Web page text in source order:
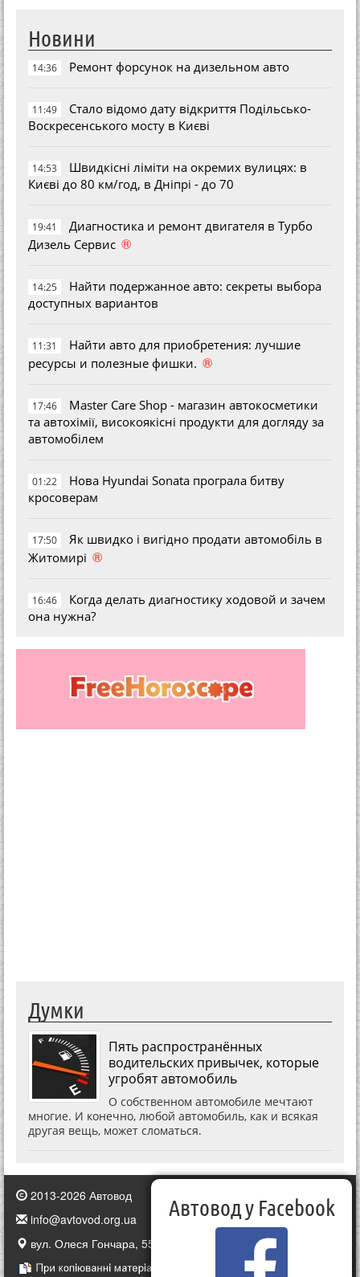
Новини
14:36 Ремонт форсунок на дизельном авто
11:49
Стало відомо дату відкриття Подільсько-
Воскресенського мосту в Києві
14:53
Швидкісні ліміти на окремих вулицях: в
Києві до 80 км/год, в Дніпрі - до 70
19:41
Диагностика и ремонт двигателя в Турбо
Дизель Сервис ®
14:25
Найти подержанное авто: секреты выбора
доступных вариантов
11:31
Найти авто для приобретения: лучшие
ресурсы и полезные фишки. ®
17:46
Master Care Shop - магазин автокосметики
та автохімії, високоякісні продукти для догляду за
автомобілем
01:22
Нова Hyundai Sonata програла битву
кросоверам
17:50
Як швидко і вигідно продати автомобіль в
Житомирі ®
16:46
Когда делать диагностику ходовой и зачем
она нужна?
Думки
Пять распространённых
водительских привычек, которые
угробят автомобиль
О собственном автомобиле мечтают
многие. И конечно, любой автомобиль, как и всякая
другая вещь, может сломаться.
2013-2026 Автовод
info@avtovod.org.ua
вул. Олеся Гончара, 55, Київ, Україна
Автовод у Facebook